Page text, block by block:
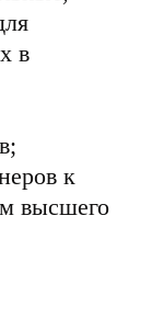
в
к
высшего